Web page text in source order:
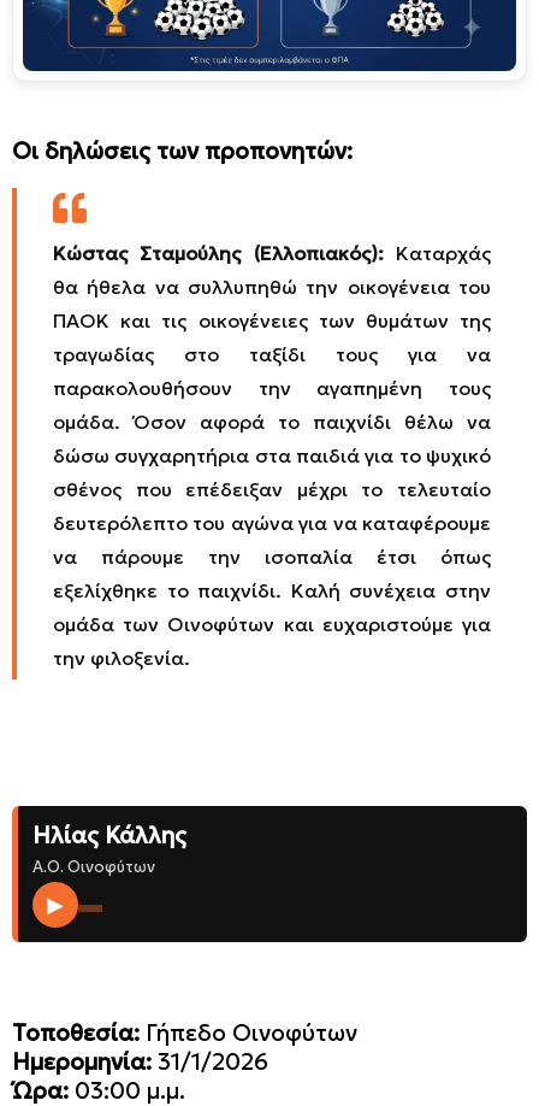
Οι δηλώσεις των προπονητών:
Κώστας Σταμούλης (Ελλοπιακός): Καταρχάς
θα ήθελα να συλλυπηθώ την οικογένεια του
ΠΑΟΚ και τις οικογένειες των θυμάτων της
τραγωδίας στο ταξίδι τους για να
παρακολουθήσουν την αγαπημένη τους
ομάδα. Όσον αφορά το παιχνίδι θέλω να
δώσω συγχαρητήρια στα παιδιά για το ψυχικό
σθένος που επέδειξαν μέχρι το τελευταίο
δευτερόλεπτο του αγώνα για να καταφέρουμε
να πάρουμε την ισοπαλία έτσι όπως
εξελίχθηκε το παιχνίδι. Καλή συνέχεια στην
ομάδα των Οινοφύτων και ευχαριστούμε για
την φιλοξενία.
Ηλίας Κάλλης
Α.Ο. Οινοφύτων
▶
Τοποθεσία: Γήπεδο Οινοφύτων
Ημερομηνία: 31/1/2026
Ώρα: 03:00 μ.μ.